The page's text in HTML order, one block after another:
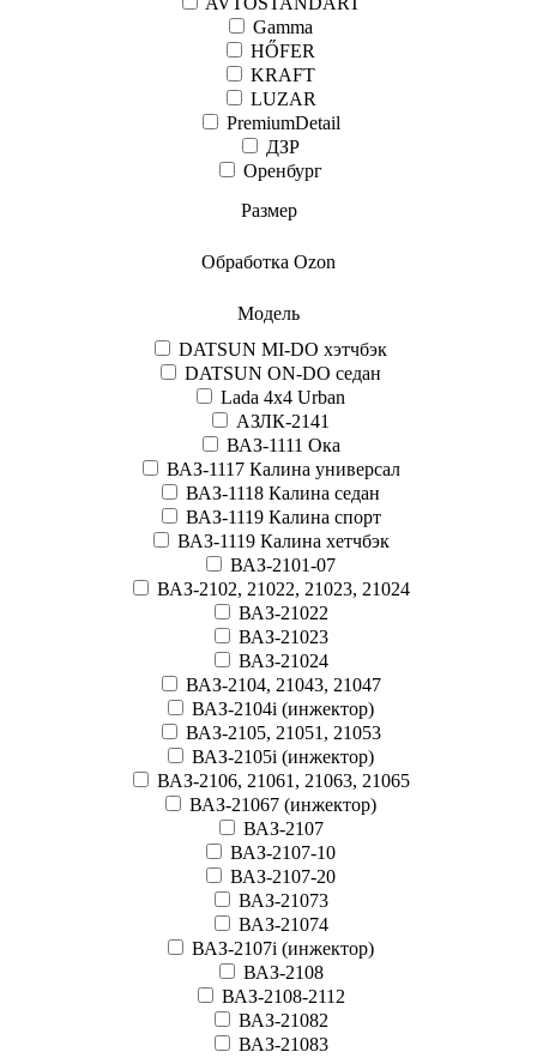
Gamma
HŐFER
KRAFT
LUZAR
PremiumDetail
ДЗР
Оренбург
Размер
Обработка Ozon
Модель
DATSUN MI-DO хэтчбэк
DATSUN ON-DO седан
Lada 4x4 Urban
АЗЛК-2141
ВАЗ-1111 Ока
ВАЗ-1117 Калина универсал
ВАЗ-1118 Калина седан
ВАЗ-1119 Калина спорт
ВАЗ-1119 Калина хетчбэк
ВАЗ-2101-07
ВАЗ-2102, 21022, 21023, 21024
ВАЗ-21022
ВАЗ-21023
ВАЗ-21024
ВАЗ-2104, 21043, 21047
ВАЗ-2104i (инжектор)
ВАЗ-2105, 21051, 21053
ВАЗ-2105i (инжектор)
ВАЗ-2106, 21061, 21063, 21065
ВАЗ-21067 (инжектор)
ВАЗ-2107
ВАЗ-2107-10
ВАЗ-2107-20
ВАЗ-21073
ВАЗ-21074
ВАЗ-2107i (инжектор)
ВАЗ-2108
ВАЗ-2108-2112
ВАЗ-21082
ВАЗ-21083